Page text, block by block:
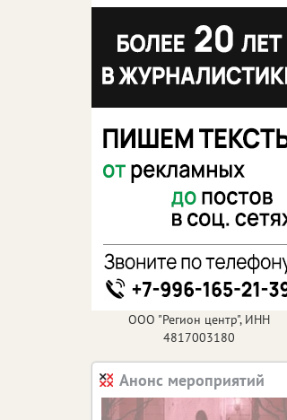
ООО "Регион центр", ИНН
4817003180
Анонс мероприятий